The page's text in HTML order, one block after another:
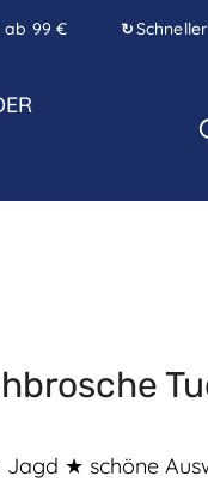
ab 99 € ↻
Jagd ★ schöne